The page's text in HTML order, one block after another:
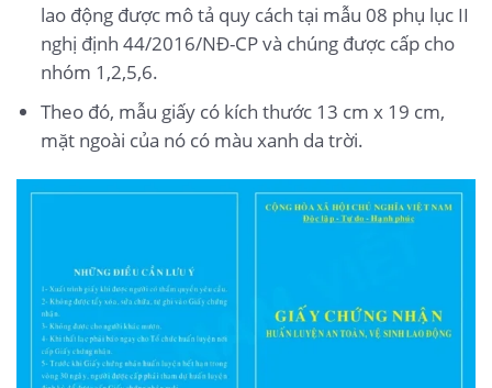
lao động được mô tả quy cách tại mẫu 08 phụ lục II
nghị định 44/2016/NĐ-CP và chúng được cấp cho
nhóm 1,2,5,6.
Theo đó, mẫu giấy có kích thước 13 cm x 19 cm,
mặt ngoài của nó có màu xanh da trời.